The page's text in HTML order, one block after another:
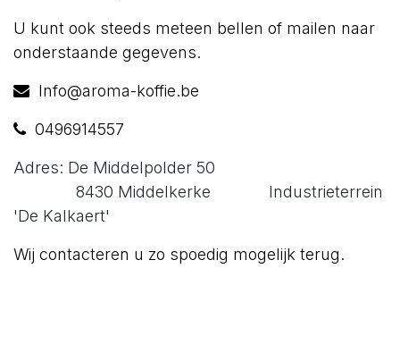
U kunt ook steeds meteen bellen of mailen naar
onderstaande gegevens.
Info@aroma-koffie.be
0496914557
Adres: De Middelpolder 50
8430 Middelkerke Industrieterrein
'De Kalkaert'
Wij contacteren u zo spoedig mogelijk terug.